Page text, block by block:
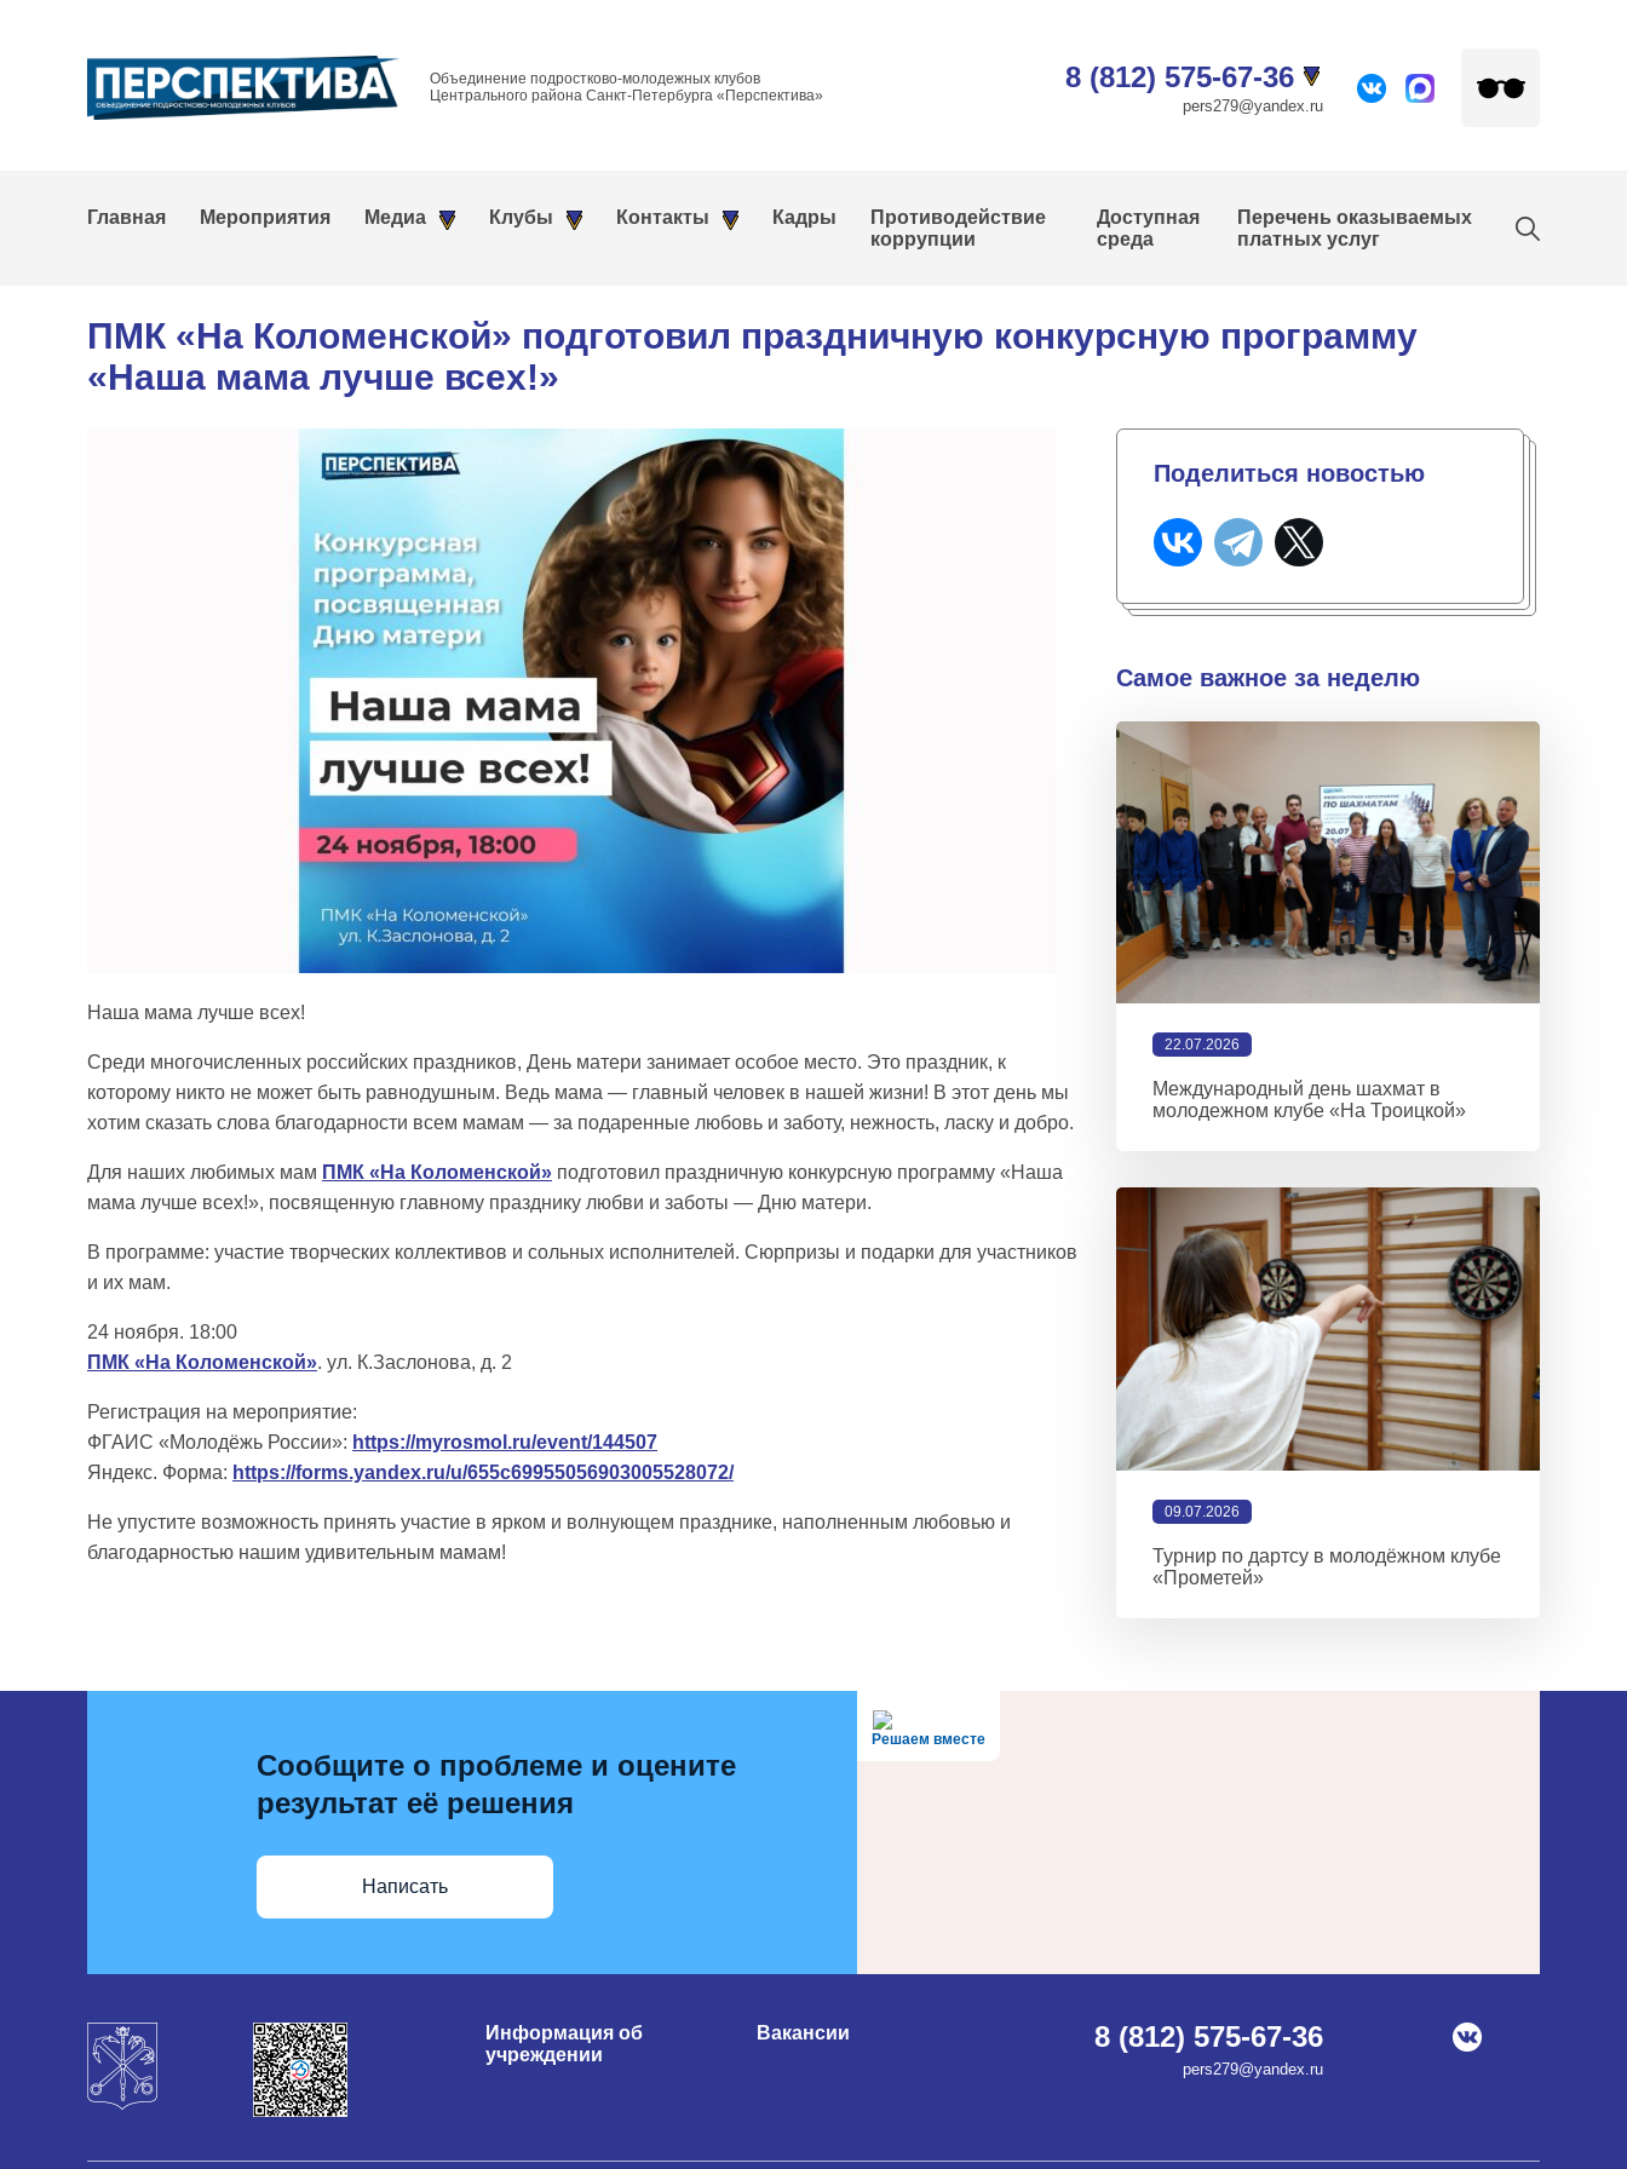
Объединение подростково-молодежных клубов
Центрального района Санкт-Петербурга «Перспектива»
8 (812) 575-67-36
pers279@yandex.ru
Главная Мероприятия Медиа Клубы Контакты Кадры
Противодействие
коррупции
Доступная
среда
Перечень оказываемых
платных услуг
ПМК «На Коломенской» подготовил праздничную конкурсную программу
«Наша мама лучше всех!»
Наша мама лучше всех!
Среди многочисленных российских праздников, День матери занимает особое место. Это праздник, к
которому никто не может быть равнодушным. Ведь мама — главный человек в нашей жизни! В этот день мы
хотим сказать слова благодарности всем мамам — за подаренные любовь и заботу, нежность, ласку и добро.
Для наших любимых мам ПМК «На Коломенской» подготовил праздничную конкурсную программу «Наша
мама лучше всех!», посвященную главному празднику любви и заботы — Дню матери.
В программе: участие творческих коллективов и сольных исполнителей. Сюрпризы и подарки для участников
и их мам.
24 ноября. 18:00
ПМК «На Коломенской». ул. К.Заслонова, д. 2
Регистрация на мероприятие:
ФГАИС «Молодёжь России»: https://myrosmol.ru/event/144507
Яндекс. Форма: https://forms.yandex.ru/u/655c69955056903005528072/
Не упустите возможность принять участие в ярком и волнующем празднике, наполненным любовью и
благодарностью нашим удивительным мамам!
Поделиться новостью
Самое важное за неделю
22.07.2026
Международный день шахмат в
молодежном клубе «На Троицкой»
09.07.2026
Турнир по дартсу в молодёжном клубе
«Прометей»
Решаем вместе
Сообщите о проблеме и оцените
результат её решения
Написать
Информация об
учреждении
Вакансии 8 (812) 575-67-36
pers279@yandex.ru